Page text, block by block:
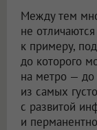
Между тем
не
к примеру,
до которого
на метро — до
из самых
с развитой
и